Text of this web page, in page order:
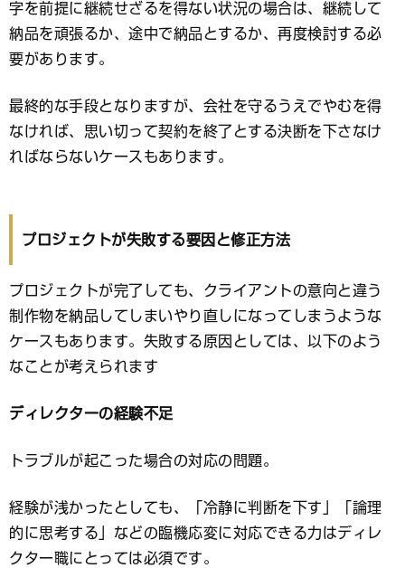
字を前提に継続せざるを得ない状況の場合は、継続して
納品を頑張るか、途中で納品とするか、再度検討する必
要があります。
最終的な手段となりますが、会社を守るうえでやむを得
なければ、思い切って契約を終了とする決断を下さなけ
ればならないケースもあります。
プロジェクトが失敗する要因と修正方法
プロジェクトが完了しても、クライアントの意向と違う
制作物を納品してしまいやり直しになってしまうような
ケースもあります。失敗する原因としては、以下のよう
なことが考えられます
ディレクターの経験不足
トラブルが起こった場合の対応の問題。
経験が浅かったとしても、「冷静に判断を下す」「論理
的に思考する」などの臨機応変に対応できる力はディレ
クター職にとっては必須です。